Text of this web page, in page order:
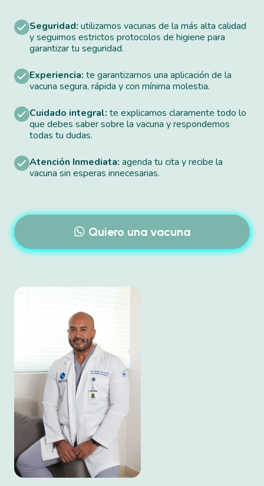
Seguridad: utilizamos vacunas de la más alta calidad
y seguimos estrictos protocolos de higiene para
garantizar tu seguridad.
Experiencia: te garantizamos una aplicación de la
vacuna segura, rápida y con mínima molestia.
Cuidado integral: te explicamos claramente todo lo
que debes saber sobre la vacuna y respondemos
todas tu dudas.
Atención Inmediata: agenda tu cita y recibe la
vacuna sin esperas innecesarias.
 Quiero una vacuna